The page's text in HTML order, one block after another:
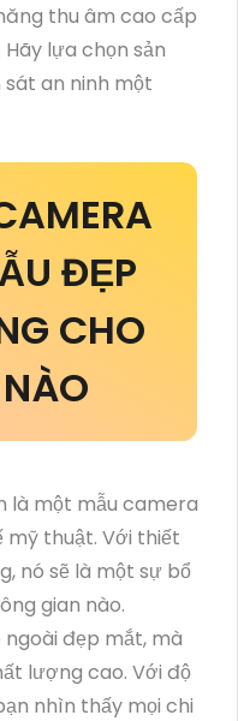
thu âm cao cấp
lựa chọn sản
an ninh một
ĐẸP
CHO
là một mẫu camera
thuật. Với thiết
nó sẽ là một sự bổ
gian nào.
đẹp mắt, mà
lượng cao. Với độ
nhìn thấy mọi chi